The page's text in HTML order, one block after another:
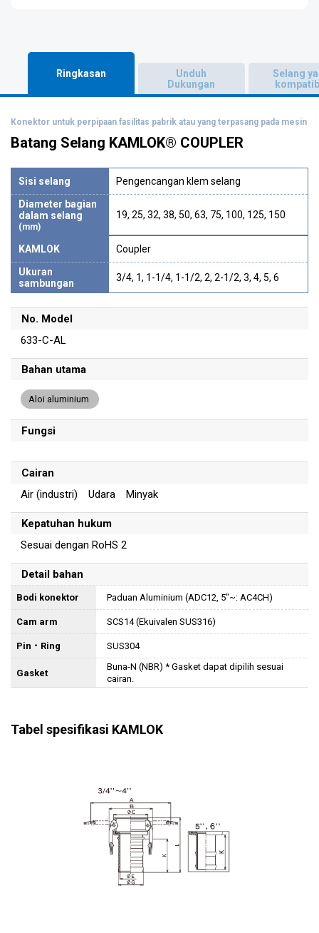
Ringkasan
Unduh
Dukungan
Selang
Batang Selang KAMLOK® COUPLER
Konektor untuk perpipaan fasilitas pabrik atau yang terpasang pada mesin
Sisi selang
Pengencangan klem selang
Diameter bagian
dalam selang
(mm)
19, 25, 32, 38, 50, 63, 75, 100, 125, 150
KAMLOK
Coupler
Ukuran
sambungan
3/4, 1, 1-1/4, 1-1/2, 2, 2-1/2, 3, 4, 5, 6
No. Model
633-C-AL
Bahan utama
Aloi aluminium
Fungsi
Cairan
Air (industri) Udara Minyak
Kepatuhan hukum
Sesuai dengan RoHS 2
Detail bahan
Bodi konektor Paduan Aluminium (ADC12, 5"~: AC4CH)
Cam arm SCS14 (Ekuivalen SUS316)
Pin ･ Ring SUS304
Gasket
Buna-N (NBR) * Gasket dapat dipilih sesuai
cairan.
Tabel spesifikasi KAMLOK